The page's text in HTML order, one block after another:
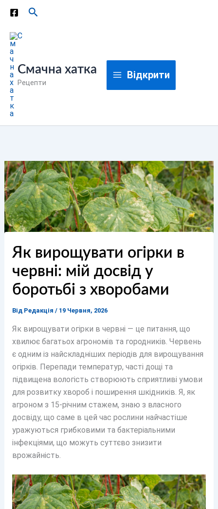
Перейти
вмісту
Пошук
Смачна хатка
Рецепти
Відкрити
Як вирощувати огірки в
червні: мій досвід у
боротьбі з хворобами
Від Редакція / 19 Червня, 2026
Як вирощувати огірки в червні — це питання, що
хвилює багатьох агрономів та городників. Червень
є одним із найскладніших періодів для вирощування
огірків. Перепади температур, часті дощі та
підвищена вологість створюють сприятливі умови
для розвитку хвороб і поширення шкідників. Я, як
агроном з 15-річним стажем, знаю з власного
досвіду, що саме в цей час рослини найчастіше
уражуються грибковими та бактеріальними
інфекціями, що можуть суттєво знизити
врожайність.